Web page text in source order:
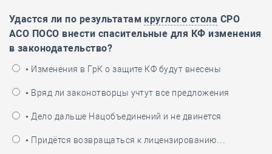
Удастся ли по результатам круглого стола СРО
АСО ПОСО внести спасительные для КФ изменения
в законодательство?
• Изменения в ГрК о защите КФ будут внесены
• Вряд ли законотворцы учтут все предложения
• Дело дальше Нацобъединений и не двинется
• Придётся возвращаться к лицензированию…